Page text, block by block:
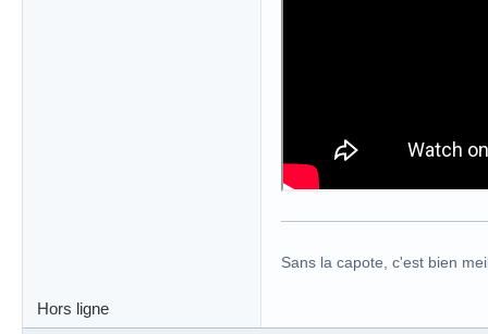
Sans la capote, c'est bien
Hors ligne